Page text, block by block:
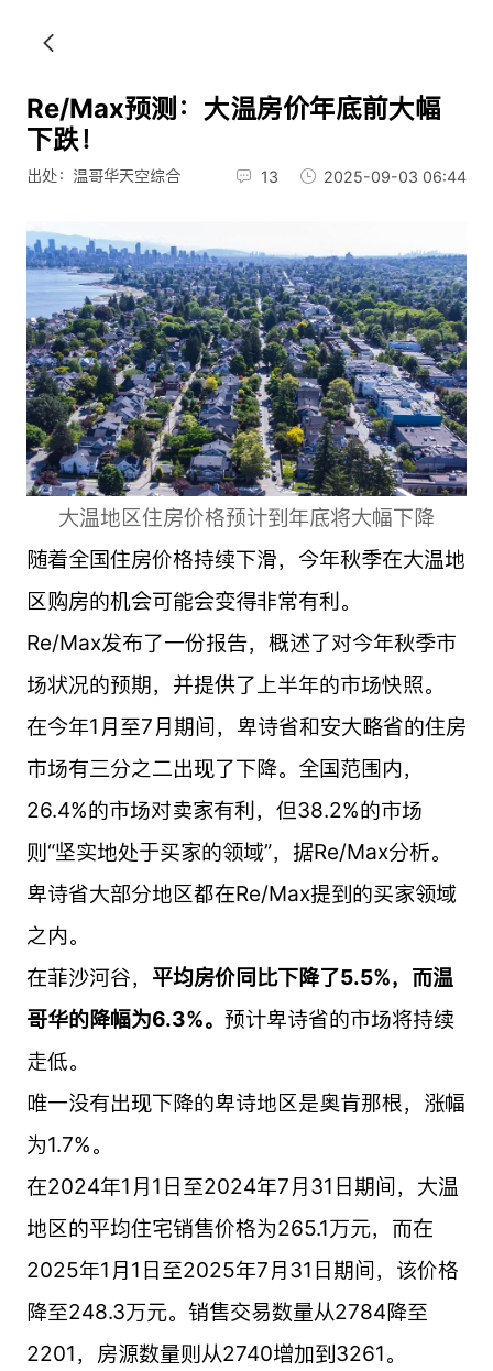
Re/Max预测：大温房价年底前大幅
下跌！
出处：温哥华天空综合 13 2025-09-03 06:44
大温地区住房价格预计到年底将大幅下降
随着全国住房价格持续下滑，今年秋季在大温地
区购房的机会可能会变得非常有利。
Re/Max发布了一份报告，概述了对今年秋季市
场状况的预期，并提供了上半年的市场快照。
在今年1月至7月期间，卑诗省和安大略省的住房
市场有三分之二出现了下降。全国范围内，
26.4%的市场对卖家有利，但38.2%的市场
则“坚实地处于买家的领域”，据Re/Max分析。
卑诗省大部分地区都在Re/Max提到的买家领域
之内。
在菲沙河谷， 平均房价同比下降了5.5%，而温
哥华的降幅为6.3%。 预计卑诗省的市场将持续
走低。
唯一没有出现下降的卑诗地区是奥肯那根，涨幅
为1.7%。
在2024年1月1日至2024年7月31日期间，大温
地区的平均住宅销售价格为265.1万元，而在
2025年1月1日至2025年7月31日期间，该价格
降至248.3万元。销售交易数量从2784降至
2201，房源数量则从2740增加到3261。